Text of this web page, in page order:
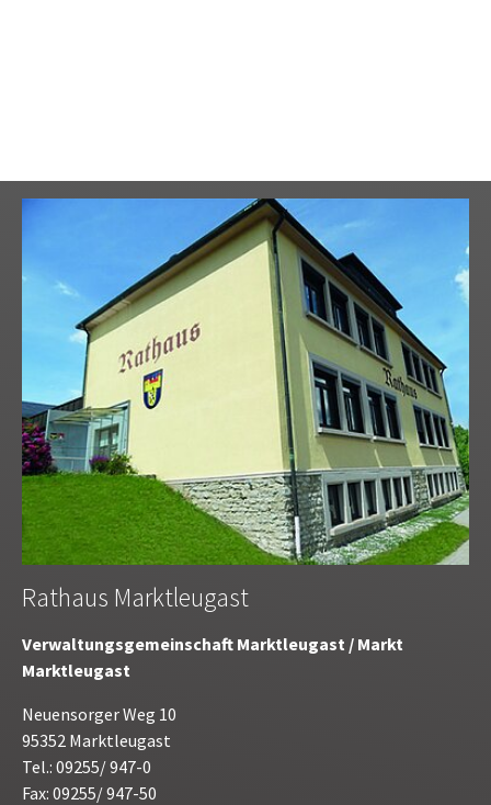
Rathaus Marktleugast
Verwaltungsgemeinschaft Marktleugast / Markt
Marktleugast
Neuensorger Weg 10
95352 Marktleugast
Tel.: 09255/ 947-0
Fax: 09255/ 947-50